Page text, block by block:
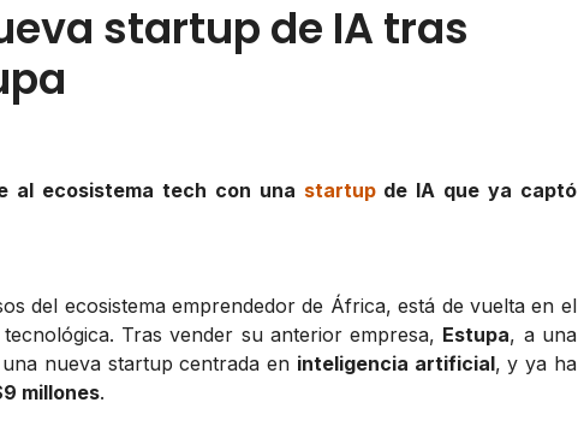
startup de IA tras
al ecosistema tech con una startupde IA que ya captó
del ecosistema emprendedor de África, está de vuelta en el
Tras vender su anterior empresa, Estupa, a una
nueva startup centrada en inteligencia artificial, y ya ha
millones.